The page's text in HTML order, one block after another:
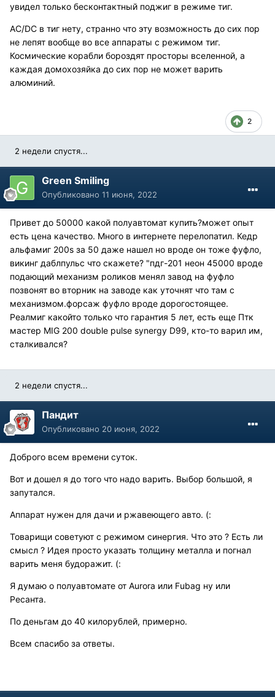
увидел только бесконтактный поджиг в режиме тиг.
AC/DC в тиг нету, странно что эту возможность до сих пор
не лепят вообще во все аппараты с режимом тиг.
Космические корабли бороздят просторы вселенной, а
каждая домохозяйка до сих пор не может варить
алюминий.
2
2 недели спустя...
Green Smiling
Опубликовано 11 июня, 2022
Привет до 50000 какой полуавтомат купить?может опыт
есть цена качество. Много в интернете перелопатил. Кедр
альфамиг 200s за 50 даже нашел но вроде он тоже фуфло,
викинг даблпульс что скажете? "пдг-201 неон 45000 вроде
подающий механизм роликов менял завод на фуфло
позвонят во вторник на заводе как уточнят что там с
механизмом.форсаж фуфло вроде дорогостоящее.
Реалмиг какойто только что гарантия 5 лет, есть еще Птк
мастер MIG 200 double pulse synergy D99, кто-то варил им,
сталкивался?
2 недели спустя...
Пандит
Опубликовано 20 июня, 2022
Доброго всем времени суток.
Вот и дошел я до того что надо варить. Выбор большой, я
запутался.
Аппарат нужен для дачи и ржавеющего авто. (:
Товарищи советуют с режимом синергия. Что это ? Есть ли
смысл ? Идея просто указать толщину металла и погнал
варить меня будоражит. (:
Я думаю о полуавтомате от Aurora или Fubag ну или
Ресанта.
По деньгам до 40 килорублей, примерно.
Всем спасибо за ответы.